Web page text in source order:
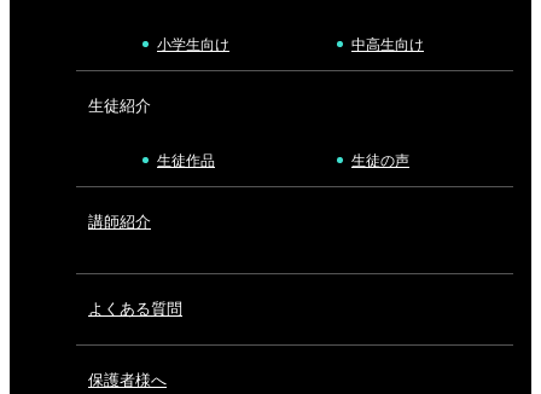
小学生向け 中高生向け
生徒紹介
生徒作品 生徒の声
講師紹介
よくある質問
保護者様へ